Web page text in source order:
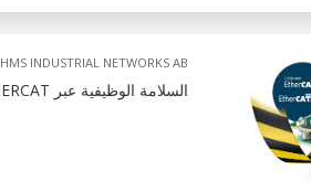
HMS INDUSTRIAL NETWORKS AB
السلامة الوظيفية عبر ETHERCAT باستخدام IXXAT SAFE T100/FSOE